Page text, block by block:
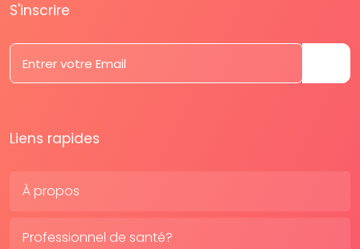
S'inscrire
Liens rapides
À propos
Professionnel de santé?